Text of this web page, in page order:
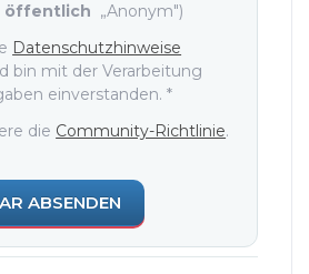
öffentlich „Anonym")
und Zustimmungen
Datenschutzhinweise
bin mit der Verarbeitung
einverstanden.*
die Community-Richtlinie.
ABSENDEN